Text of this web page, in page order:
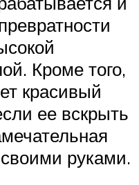
Кроме того,
красивый
ее вскрыть
руками.